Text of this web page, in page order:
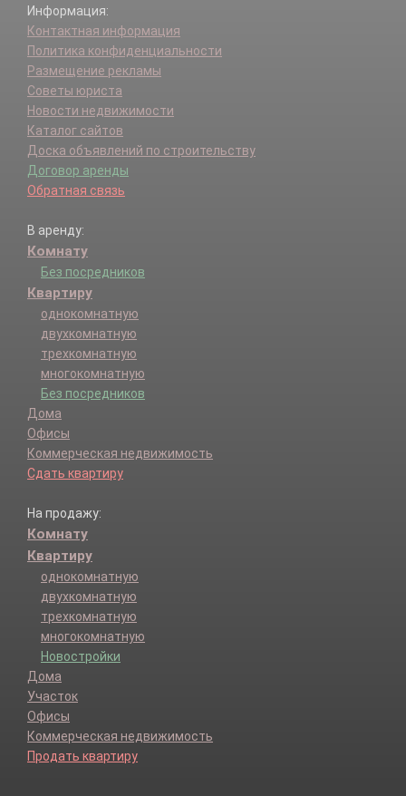
Информация:
Контактная информация
Политика конфиденциальности
Размещение рекламы
Советы юриста
Новости недвижимости
Каталог сайтов
Доска объявлений по строительству
Договор аренды
Обратная связь
В аренду:
Комнату
Без посредников
Квартиру
однокомнатную
двухкомнатную
трехкомнатную
многокомнатную
Без посредников
Дома
Офисы
Коммерческая недвижимость
Сдать квартиру
На продажу:
Комнату
Квартиру
однокомнатную
двухкомнатную
трехкомнатную
многокомнатную
Новостройки
Дома
Участок
Офисы
Коммерческая недвижимость
Продать квартиру